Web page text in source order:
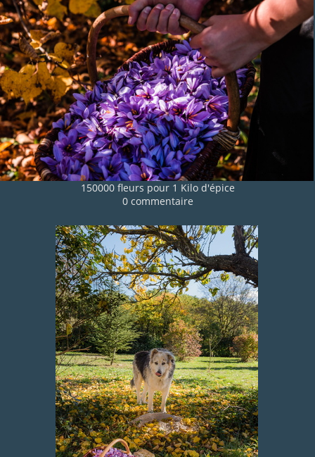
150000 fleurs pour 1 Kilo d'épice
0 commentaire